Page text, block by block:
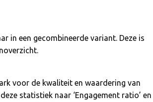
in een gecombineerde variant. Deze is
voor de kwaliteit en waardering van
statistiek naar ‘Engagement ratio’ en